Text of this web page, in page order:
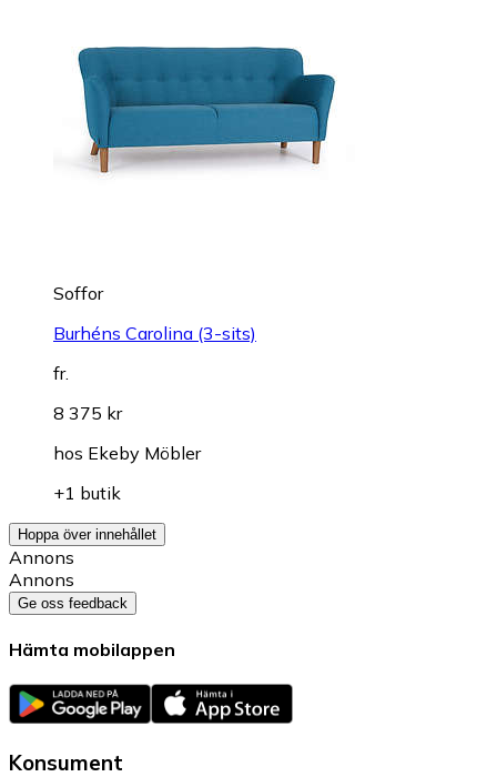
Soffor
Burhéns Carolina (3-sits)
fr.
8 375 kr
hos Ekeby Möbler
+1 butik
Hoppa över innehållet
Annons
Annons
Ge oss feedback
Hämta mobilappen
Konsument